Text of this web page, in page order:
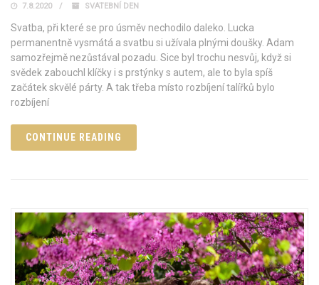
7.8.2020 SVATEBNÍ DEN
Svatba, při které se pro úsměv nechodilo daleko. Lucka
permanentně vysmátá a svatbu si užívala plnými doušky. Adam
samozřejmě nezůstával pozadu. Sice byl trochu nesvůj, když si
svědek zabouchl klíčky i s prstýnky s autem, ale to byla spíš
začátek skvělé párty. A tak třeba místo rozbíjení talířků bylo
rozbíjení
CONTINUE READING